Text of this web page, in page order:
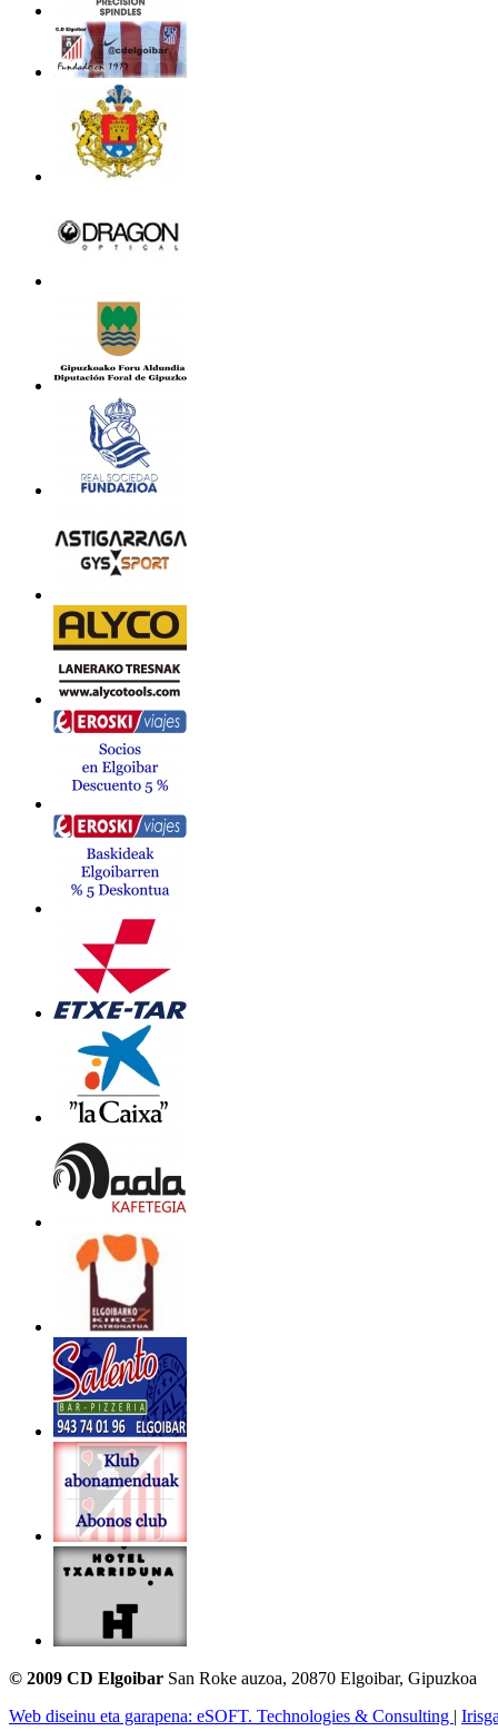
© 2009 CD Elgoibar San Roke auzoa, 20870 Elgoibar, Gipuzkoa
Web diseinu eta garapena: eSOFT. Technologies & Consulting |